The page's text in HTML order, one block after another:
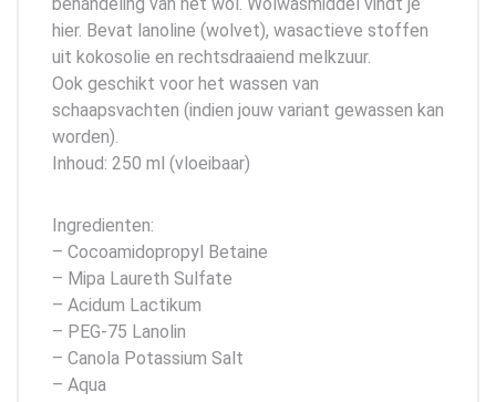
hier. Bevat lanoline (wolvet), wasactieve stoffen
uit kokosolie en rechtsdraaiend melkzuur.
Ook geschikt voor het wassen van
schaapsvachten (indien jouw variant gewassen kan
worden).
Inhoud: 250 ml (vloeibaar)
Ingredienten:
– Cocoamidopropyl Betaine
– Mipa Laureth Sulfate
– Acidum Lactikum
– PEG-75 Lanolin
– Canola Potassium Salt
– Aqua